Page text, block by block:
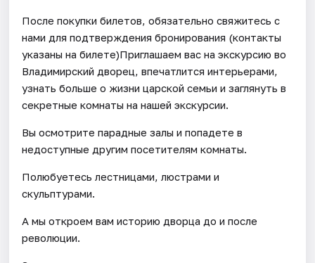
После покупки билетов, обязательно свяжитесь с
нами для подтверждения бронирования (контакты
указаны на билете)Приглашаем вас на экскурсию во
Владимирский дворец, впечатлится интерьерами,
узнать больше о жизни царской семьи и заглянуть в
секретные комнаты на нашей экскурсии.
Вы осмотрите парадные залы и попадете в
недоступные другим посетителям комнаты.
Полюбуетесь лестницами, люстрами и
скульптурами.
А мы откроем вам историю дворца до и после
революции.